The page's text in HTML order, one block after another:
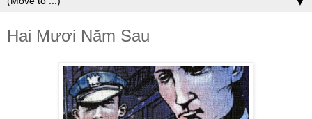
▼
Hai Mươi Năm Sau